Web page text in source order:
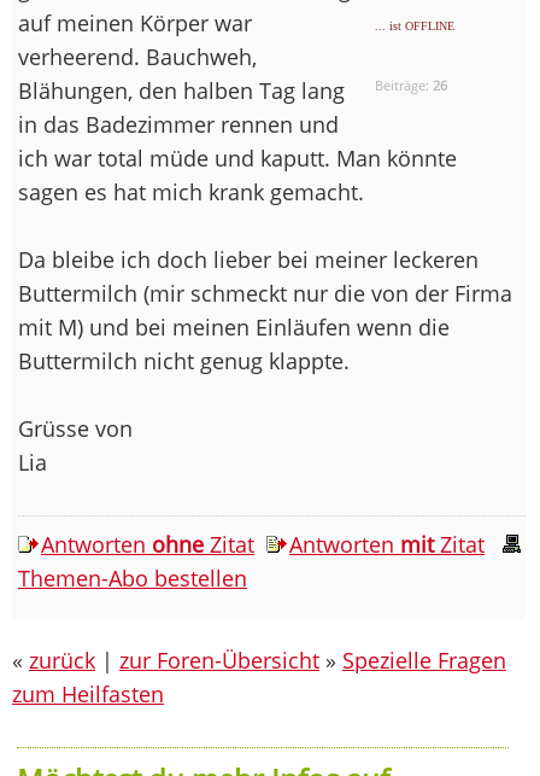
... ist OFFLINE
Beiträge: 26
auf meinen Körper war
verheerend. Bauchweh,
Blähungen, den halben Tag lang
in das Badezimmer rennen und
ich war total müde und kaputt. Man könnte
sagen es hat mich krank gemacht.
Da bleibe ich doch lieber bei meiner leckeren
Buttermilch (mir schmeckt nur die von der Firma
mit M) und bei meinen Einläufen wenn die
Buttermilch nicht genug klappte.
Grüsse von
Lia
Antworten ohne Zitat Antworten mitZitat
Themen-Abo bestellen
« zurück | zur Foren-Übersicht » Spezielle Fragen
zum Heilfasten